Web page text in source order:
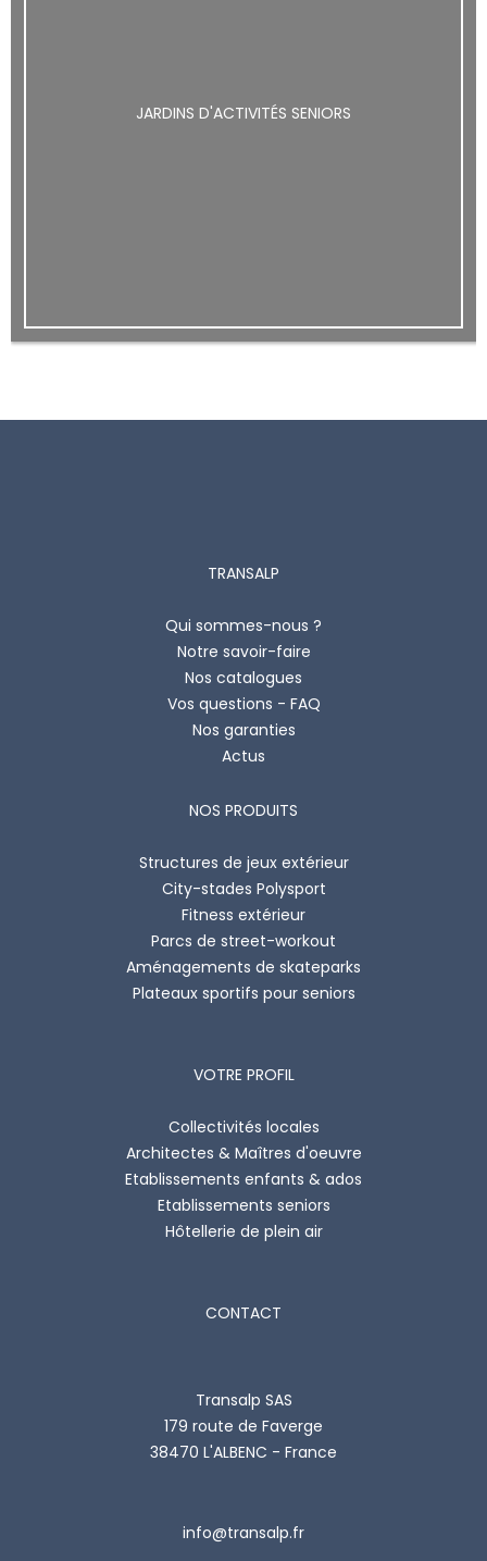
JARDINS D'ACTIVITÉS SENIORS
TRANSALP
Qui sommes-nous ?
Notre savoir-faire
Nos catalogues
Vos questions - FAQ
Nos garanties
Actus
NOS PRODUITS
Structures de jeux extérieur
City-stades Polysport
Fitness extérieur
Parcs de street-workout
Aménagements de skateparks
Plateaux sportifs pour seniors
VOTRE PROFIL
Collectivités locales
Architectes & Maîtres d'oeuvre
Etablissements enfants & ados
Etablissements seniors
Hôtellerie de plein air
CONTACT
Transalp SAS
179 route de Faverge
38470 L'ALBENC - France
info@transalp.fr